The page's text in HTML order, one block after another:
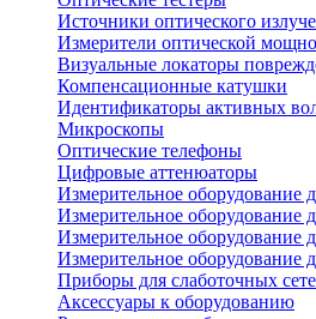
Источники оптического
Измерители оптической
Визуальные локаторы
Компенсационные катушки
Идентификаторы активных
Микроскопы
Оптические телефоны
Цифровые аттенюаторы
Измерительное оборудование
Измерительное оборудование
Измерительное оборудование
Измерительное оборудование
Приборы для слаботочных
Аксессуары к оборудованию